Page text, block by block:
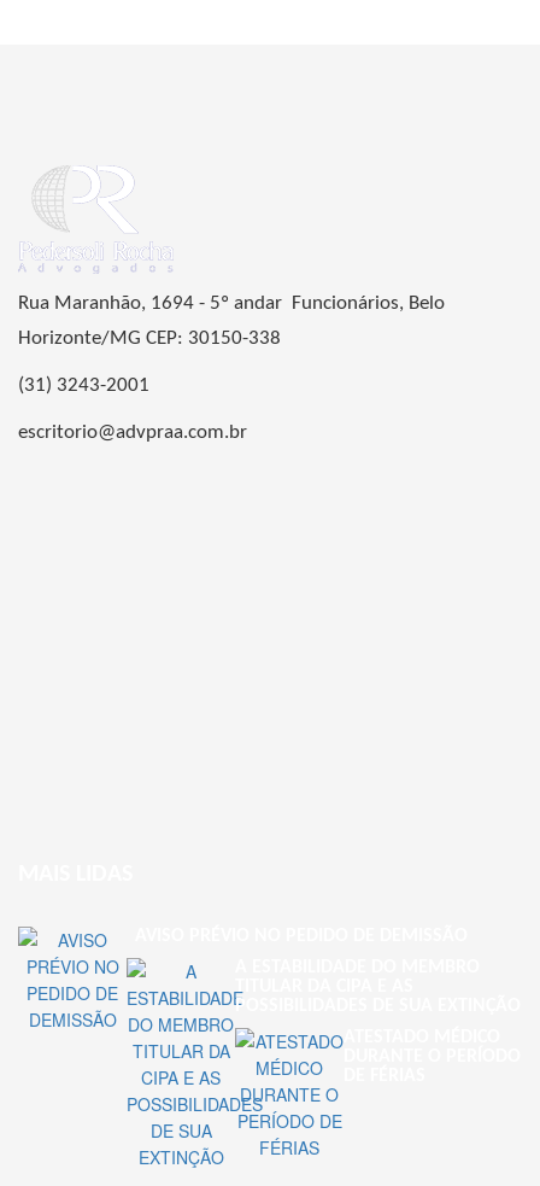
Rua Maranhão, 1694 - 5º andar Funcionários, Belo
Horizonte/MG CEP: 30150-338
(31) 3243-2001
escritorio@advpraa.com.br
POSSIBILIDADES DE SUA EXTINÇÃO